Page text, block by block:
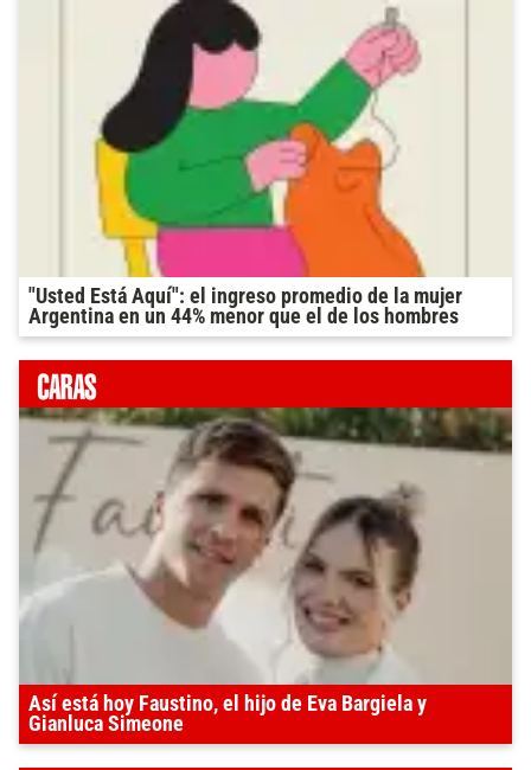
"Usted Está Aquí": el ingreso promedio de la mujer
Argentina en un 44% menor que el de los hombres
Así está hoy Faustino, el hijo de Eva Bargiela y
Gianluca Simeone